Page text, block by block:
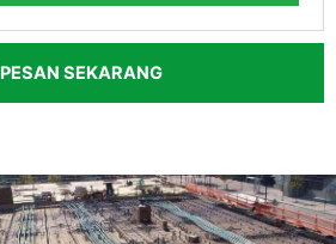
PESAN SEKARANG